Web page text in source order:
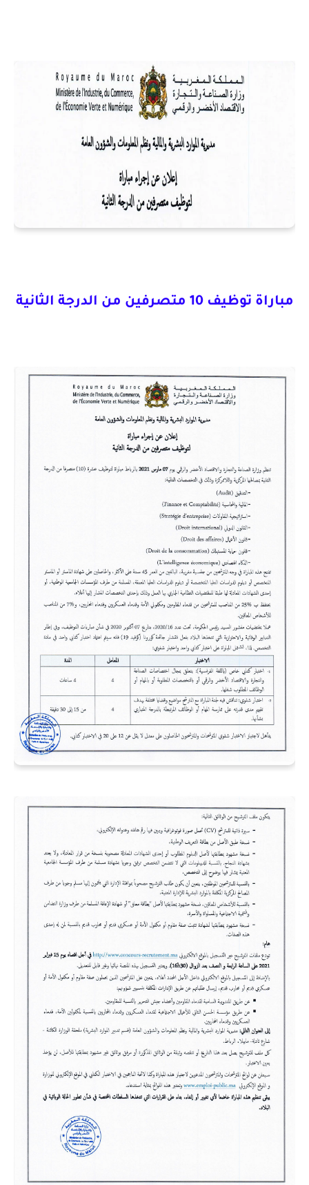
مباراة توظيف 10 متصرفين من الدرجة الثانية